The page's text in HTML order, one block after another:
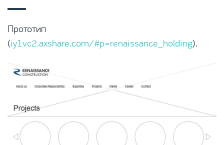
Прототип
(iy1vc2.axshare.com/#p=renaissance_holding).